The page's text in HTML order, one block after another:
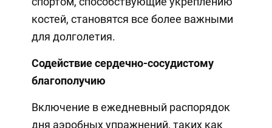
костей, становятся все более важными
для долголетия.
Содействие сердечно-сосудистому
благополучию
Включение в ежедневный распорядок
дня аэробных упражнений, таких как